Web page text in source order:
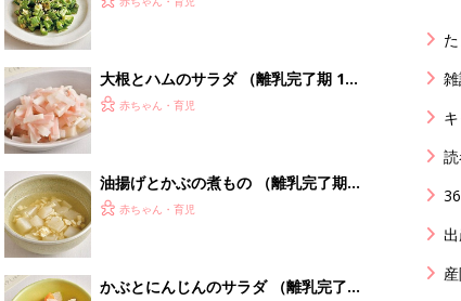
リゾート会員権の魅力
PR（リゾート・ステーション株式会社）